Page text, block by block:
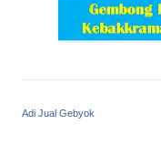
Adi Jual Gebyok